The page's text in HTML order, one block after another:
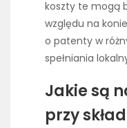
koszty te mogą
względu na
o patenty w
spełniania
Jakie są
przy